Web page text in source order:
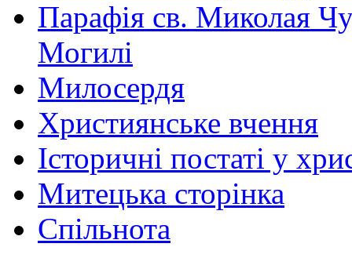
Парафія св. Миколая
Могилі
Милосердя
Християнське вчення
Історичні постаті у
Митецька сторінка
Спільнота